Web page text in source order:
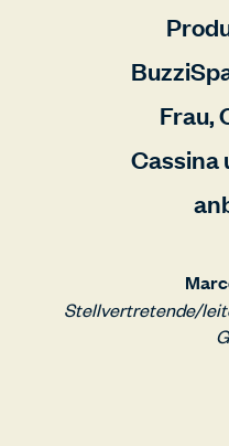
Frau,
Cassina
Stellvertretende/